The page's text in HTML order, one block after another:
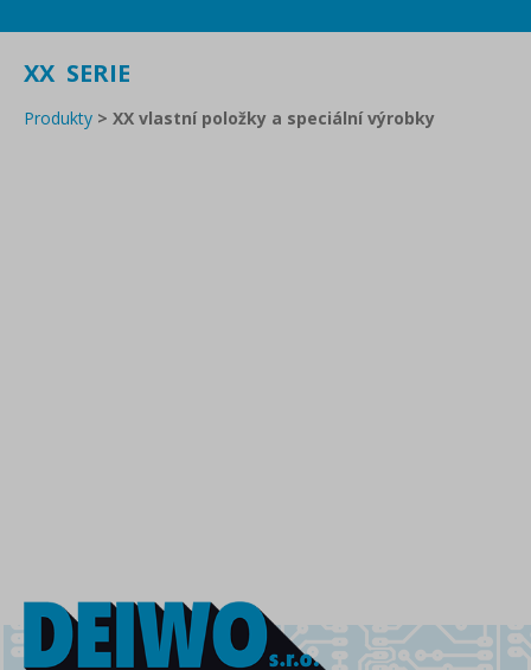
XX SERIE
Produkty > XX vlastní položky a speciální výrobky